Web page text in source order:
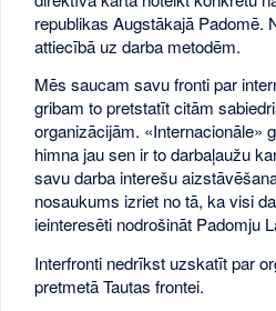
republikas Augstākajā Padomē.
attiecībā uz darba metodēm.
Mēs saucam savu fronti par
gribam to pretstatīt citām
organizācijām. «Internacionāle»
himna jau sen ir to darbaļaužu
savu darba interešu
nosaukums izriet no tā, ka visi
ieinteresēti nodrošināt Padomju
Interfronti nedrīkst uzskatīt par
pretmetā Tautas frontei.